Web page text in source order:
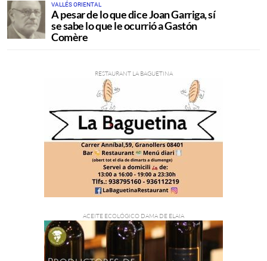
VALLÉS ORIENTAL
A pesar de lo que dice Joan Garriga, sí
se sabe lo que le ocurrió a Gastón
Comère